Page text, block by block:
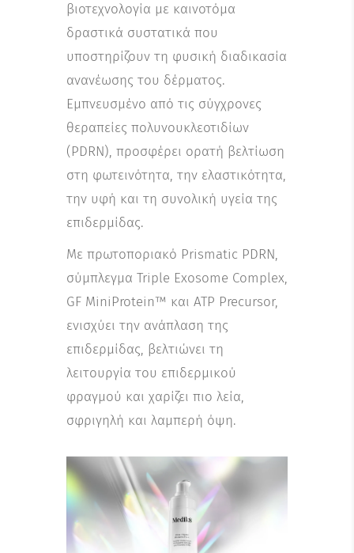
βιοτεχνολογία με καινοτόμα
δραστικά συστατικά που
υποστηρίζουν τη φυσική διαδικασία
ανανέωσης του δέρματος.
Εμπνευσμένο από τις σύγχρονες
θεραπείες πολυνουκλεοτιδίων
(PDRN), προσφέρει ορατή βελτίωση
στη φωτεινότητα, την ελαστικότητα,
την υφή και τη συνολική υγεία της
επιδερμίδας.
Με πρωτοποριακό Prismatic PDRN,
σύμπλεγμα Triple Exosome Complex,
GF MiniProtein™ και ATP Precursor,
ενισχύει την ανάπλαση της
επιδερμίδας, βελτιώνει τη
λειτουργία του επιδερμικού
φραγμού και χαρίζει πιο λεία,
σφριγηλή και λαμπερή όψη.